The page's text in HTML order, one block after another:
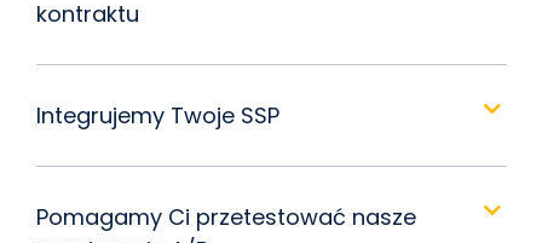
kontraktu
Integrujemy Twoje SSP
Pomagamy Ci przetestować nasze